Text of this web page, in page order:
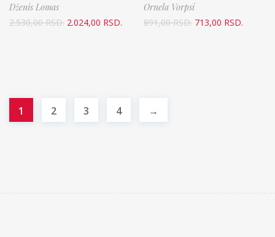
Dženis Lomas
2.530,00RSD. 2.024,00 RSD.
Ornela Vorpsi
891,00RSD. 713,00 RSD.
1 2 3 4 →